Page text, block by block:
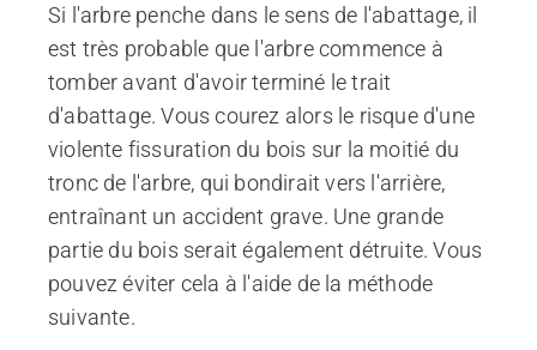
Si l'arbre penche dans le sens de l'abattage, il
est très probable que l'arbre commence à
tomber avant d'avoir terminé le trait
d'abattage. Vous courez alors le risque d'une
violente fissuration du bois sur la moitié du
tronc de l'arbre, qui bondirait vers l'arrière,
entraînant un accident grave. Une grande
partie du bois serait également détruite. Vous
pouvez éviter cela à l'aide de la méthode
suivante.